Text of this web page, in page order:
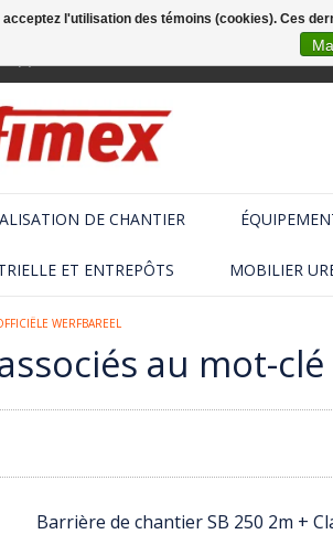
DE CHANTIER
ET ENTREPÔTS MOBILIER
WERFBAREEL
au mot-
Barrière de chantier SB 250 2m +
l'utilisation des témoins (cookies). Ces